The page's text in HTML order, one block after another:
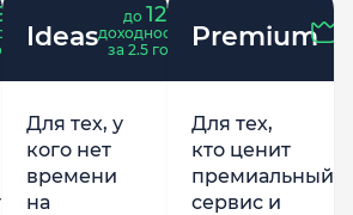
Ideas
до 121
доходность
за 2.5 года
Для тех, у
кого нет
времени
на
Premium
Для тех,
кто ценит
премиальный
сервис и